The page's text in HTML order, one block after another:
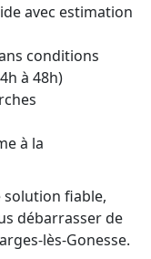
avec estimation
conditions
à 48h)
à la
fiable,
débarrasser de
lès-Gonesse.